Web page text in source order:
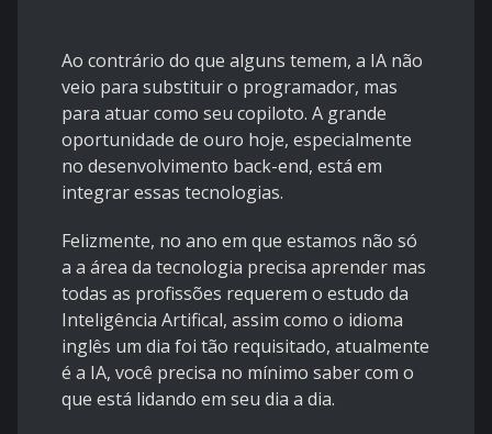
Ao contrário do que alguns temem, a IA não
veio para substituir o programador, mas
para atuar como seu copiloto. A grande
oportunidade de ouro hoje, especialmente
no desenvolvimento back-end, está em
integrar essas tecnologias.
Felizmente, no ano em que estamos não só
a a área da tecnologia precisa aprender mas
todas as profissões requerem o estudo da
Inteligência Artifical, assim como o idioma
inglês um dia foi tão requisitado, atualmente
é a IA, você precisa no mínimo saber com o
que está lidando em seu dia a dia.